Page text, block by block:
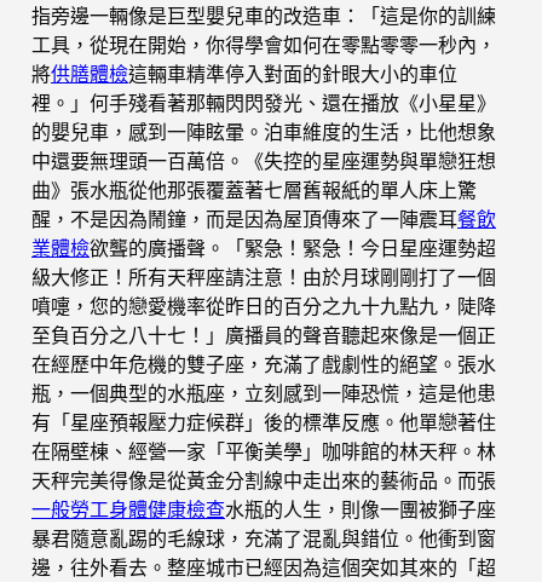
指旁邊一輛像是巨型嬰兒車的改造車：「這是你的訓練
工具，從現在開始，你得學會如何在零點零零一秒內，
將供膳體檢這輛車精準停入對面的針眼大小的車位
裡。」何手殘看著那輛閃閃發光、還在播放《小星星》
的嬰兒車，感到一陣眩暈。泊車維度的生活，比他想象
中還要無理頭一百萬倍。《失控的星座運勢與單戀狂想
曲》張水瓶從他那張覆蓋著七層舊報紙的單人床上驚
醒，不是因為鬧鐘，而是因為屋頂傳來了一陣震耳餐飲
業體檢欲聾的廣播聲。「緊急！緊急！今日星座運勢超
級大修正！所有天秤座請注意！由於月球剛剛打了一個
噴嚏，您的戀愛機率從昨日的百分之九十九點九，陡降
至負百分之八十七！」廣播員的聲音聽起來像是一個正
在經歷中年危機的雙子座，充滿了戲劇性的絕望。張水
瓶，一個典型的水瓶座，立刻感到一陣恐慌，這是他患
有「星座預報壓力症候群」後的標準反應。他單戀著住
在隔壁棟、經營一家「平衡美學」咖啡館的林天秤。林
天秤完美得像是從黃金分割線中走出來的藝術品。而張
一般勞工身體健康檢查水瓶的人生，則像一團被獅子座
暴君隨意亂踢的毛線球，充滿了混亂與錯位。他衝到窗
邊，往外看去。整座城市已經因為這個突如其來的「超